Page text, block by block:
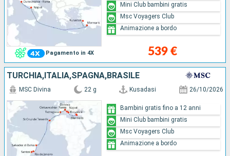
Pagamento in 4X 539 €
Mini Club bambini gratis
Msc Voyagers Club
Animazione a bordo
TURCHIA,ITALIA,SPAGNA,BRASILE
MSC Divina 22 g Kusadasi 26/10/2026
Bambini gratis fino a 12 anni
Mini Club bambini gratis
Msc Voyagers Club
Animazione a bordo